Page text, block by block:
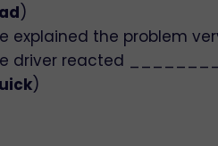
)
explained the problem
driver reacted
)